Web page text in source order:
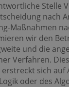
Stelle
nach
Maßnahmen
wir den
und die
Verfahren.
sich auf
oder des